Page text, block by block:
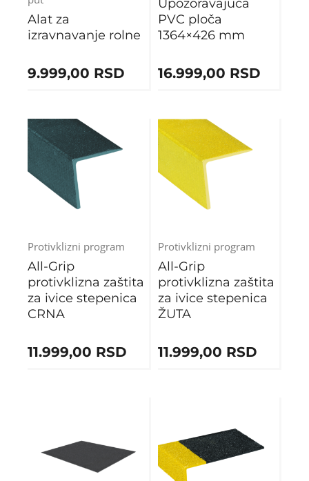
Alat za
izravnavanje rolne
9.999,00 RSD
Upozoravajuća
PVC ploča
1364×426 mm
16.999,00 RSD
Protivklizni program
All-Grip
protivklizna zaštita
za ivice stepenica
CRNA
11.999,00 RSD
Protivklizni program
All-Grip
protivklizna zaštita
za ivice stepenica
ŽUTA
11.999,00 RSD